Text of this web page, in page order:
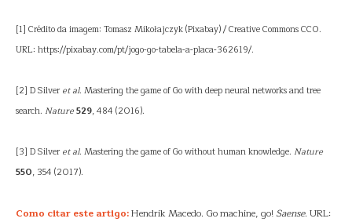
[1] Crédito da imagem: Tomasz Mikołajczyk (Pixabay) / Creative Commons CC0.
URL: https://pixabay.com/pt/jogo-go-tabela-a-placa-362619/.
[2] D Silveret al. Mastering the game of Go with deep neural networks and tree
search. Nature529, 484 (2016).
[3] D Silveret al. Mastering the game of Go without human knowledge. Nature
550, 354 (2017).
Como citar este artigo:Hendrik Macedo. Go machine, go! Saense. URL: